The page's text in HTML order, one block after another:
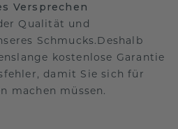
Versprechen
Qualität und
Schmucks.Deshalb
kostenlose Garantie
damit Sie sich für
machen müssen.